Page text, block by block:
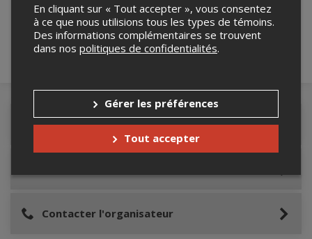
Détails de l'événement
Contacter l'organisateur
En cliquant sur « Tout accepter », vous consentez
à ce que nous utilisions tous les types de témoins.
Des informations complémentaires se trouvent
dans nos politiques de confidentialités.
Gérer les préférences
Tout accepter